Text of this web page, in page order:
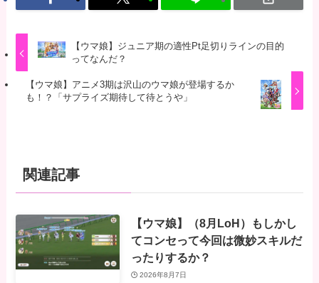
【ウマ娘】ジュニア期の適性Pt足切りラインの目的
ってなんだ？
【ウマ娘】アニメ3期は沢山のウマ娘が登場するか
も！？「サプライズ期待して待とうや」
関連記事
【ウマ娘】（8月LoH）もしかし
てコンセって今回は微妙スキルだ
ったりするか？
2026年8月7日